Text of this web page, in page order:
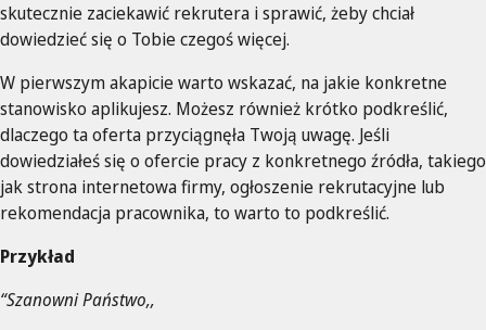
skutecznie zaciekawić rekrutera i sprawić, żeby chciał
dowiedzieć się o Tobie czegoś więcej.
W pierwszym akapicie warto wskazać, na jakie konkretne
stanowisko aplikujesz. Możesz również krótko podkreślić,
dlaczego ta oferta przyciągnęła Twoją uwagę. Jeśli
dowiedziałeś się o ofercie pracy z konkretnego źródła, takiego
jak strona internetowa firmy, ogłoszenie rekrutacyjne lub
rekomendacja pracownika, to warto to podkreślić.
Przykład
“Szanowni Państwo,,